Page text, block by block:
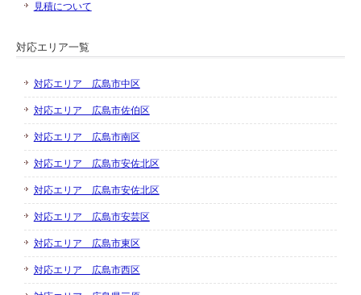
見積について
対応エリア一覧
対応エリア 広島市中区
対応エリア 広島市佐伯区
対応エリア 広島市南区
対応エリア 広島市安佐北区
対応エリア 広島市安佐北区
対応エリア 広島市安芸区
対応エリア 広島市東区
対応エリア 広島市西区